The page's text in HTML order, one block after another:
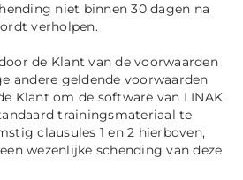
niet binnen 30 dagen na
verholpen.
de Klant van de voorwaarden
andere geldende voorwaarden
Klant om de software van LINAK,
trainingsmateriaal te
clausules 1 en 2 hierboven,
wezenlijke schending van deze